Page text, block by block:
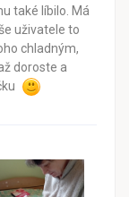
také líbilo. Má
uživatele to
chladným,
doroste a